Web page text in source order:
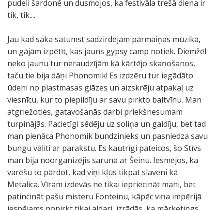
pudeli šardonē un dusmojos, ka festivāla trešā diena ir
tik, tik....
Jau kad sāka satumst sadzirdējām pārmaiņas mūzikā,
un gājām izpētīt, kas jauns gypsy camp notiek. Diemžēl
neko jaunu tur neraudzījām kā kārtējo skaņošanos,
taču tie bija dāņi Phonomik! Es izdzēru tur iegādāto
ūdeni no plastmasas glāzes un aizskrēju atpakaļ uz
viesnīcu, kur to piepildīju ar savu pirkto baltvīnu. Man
atgriežoties, gatavošanās darbi priekšnesumam
turpinājās. Pacietīgi sēdēju uz soliņa un gaidīju, bet tad
man pienāca Phonomik bundzinieks un pasniedza savu
bungu vālīti ar parakstu. Es kautrīgi pateicos, šo Stīvs
man bija noorganizējis sarunā ar Šeinu. Iesmējos, ka
varēšu to pārdot, kad viņi kļūs tikpat slaveni kā
Metalica. Vīram izdevās ne tikai iepriecināt mani, bet
patincināt pašu misteru Fonteinu, kāpēc viņa impērijā